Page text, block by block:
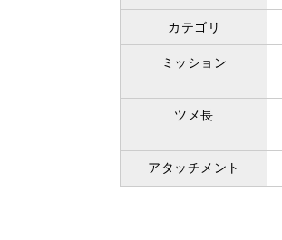
カテゴリ
ミッション
ツメ長
アタッチメント